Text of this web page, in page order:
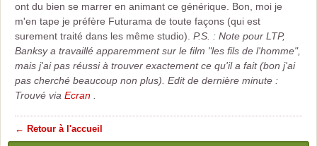
ont du bien se marrer en animant ce générique. Bon, moi je
m'en tape je préfère Futurama de toute façons (qui est
surement traité dans les même studio). P.S. : Note pour LTP,
Banksy a travaillé apparemment sur le film "les fils de l'homme",
mais j'ai pas réussi à trouver exactement ce qu'il a fait (bon j'ai
pas cherché beaucoup non plus). Edit de dernière minute :
Trouvé via Ecran
← Retour à l'accueil